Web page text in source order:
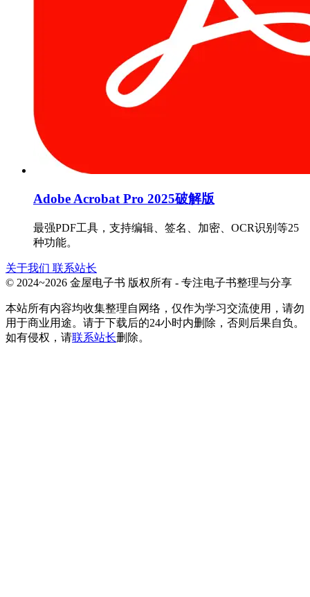
Adobe Acrobat Pro 2025破解版
最强PDF工具，支持编辑、签名、加密、OCR识别等25
种功能。
关于我们 联系站长
© 2024~2026 金屋电子书 版权所有 - 专注电子书整理与分享
本站所有内容均收集整理自网络，仅作为学习交流使用，请勿
用于商业用途。请于下载后的24小时内删除，否则后果自负。
如有侵权，请联系站长删除。